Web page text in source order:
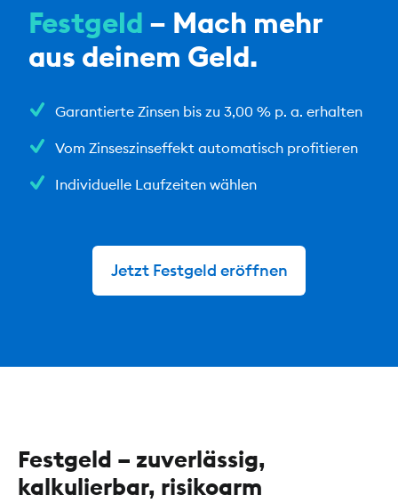
Festgeld – Mach mehr
aus deinem Geld.
Garantierte Zinsen bis zu 3,00 % p. a. erhalten
Vom Zinseszinseffekt automatisch profitieren
Individuelle Laufzeiten wählen
Jetzt Festgeld eröffnen
Festgeld – zuverlässig,
kalkulierbar, risikoarm